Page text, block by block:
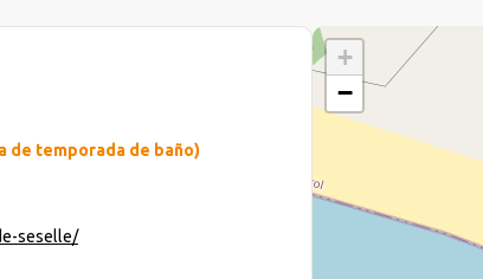
de temporada de baño)
seselle/
+
−